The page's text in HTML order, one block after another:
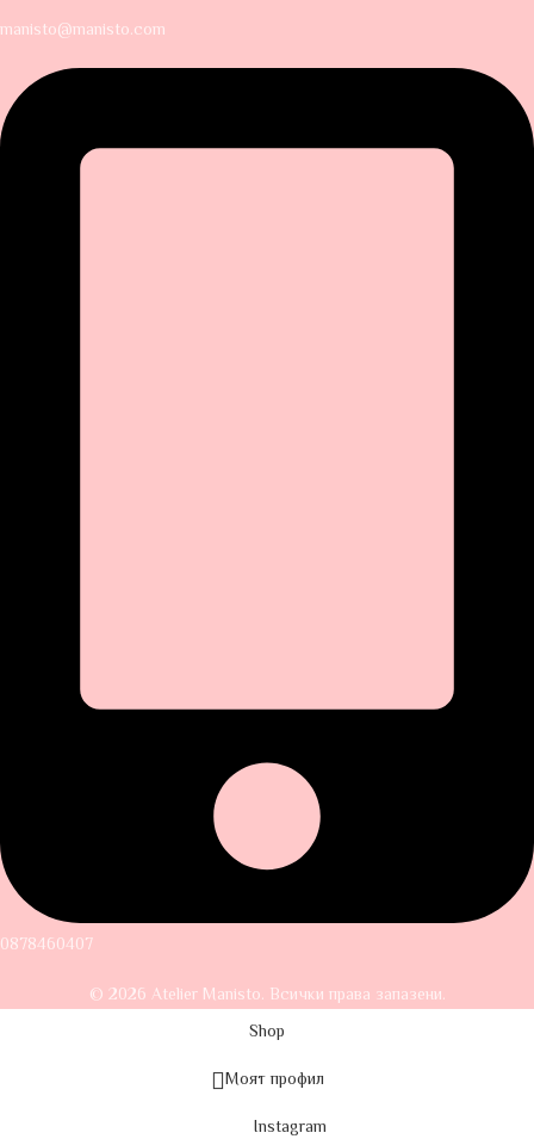
manisto@manisto.com
0878460407
© 2026 Atelier Manisto. Всички права запазени.
Shop
Моят профил
Instagram